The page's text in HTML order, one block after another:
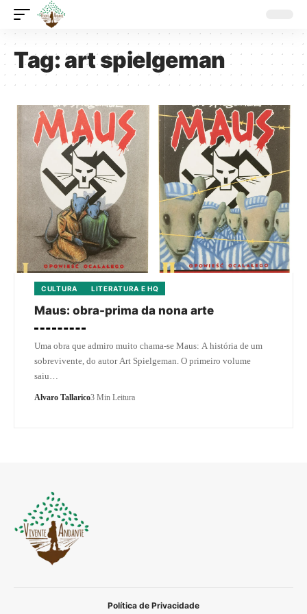
Tag:art spielgeman
CULTURA LITERATURA E HQ
Maus: obra-prima da nona arte
Uma obra que admiro muito chama-se Maus: A história de um
sobrevivente, do autor Art Spielgeman. O primeiro volume
saiu…
Alvaro Tallarico3 Min Leitura
Política de Privacidade